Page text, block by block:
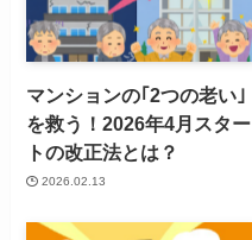
マンションの｢2つの老い｣
を救う！2026年4月スター
トの改正法とは？
2026.02.13